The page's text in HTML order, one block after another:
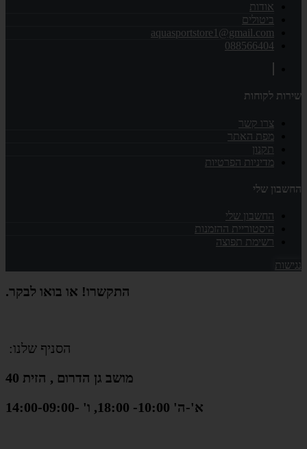
אודות
ביטולים
aquasportstore1@gmail.com
088566404
שירות לקוחות
צרו קשר
מפת האתר
תקנון
מדיניות הפרטיות
החשבון שלי
החשבון שלי
היסטוריית ההזמנות
רשימת תפוצה
נגישות
התקשרו! או בואו לבקר.
הסניף שלנו:
מושב גן הדרום , הזית 40
א'-ה' 10:00- 18:00, ו' -14:00-09:00